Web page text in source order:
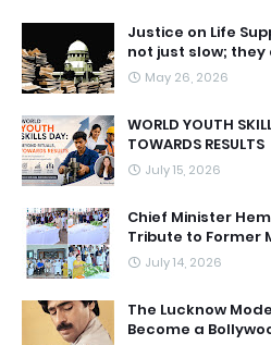
Justice on Life
not just slow;
May 26, 2026
WORLD YOUTH
TOWARDS RESULTS
July 15, 2026
Chief Minister
Tribute to Former
July 14, 2026
The Lucknow
Become a